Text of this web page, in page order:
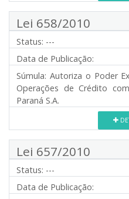
Lei 658/2010
Status: ---
Data de Publicação:
Súmula: Autoriza o Poder
Operações de Crédito
Paraná S.A.
Lei 657/2010
Status: ---
Data de Publicação: